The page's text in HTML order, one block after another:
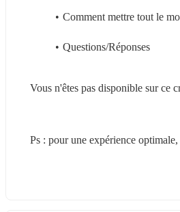
Comment mettre tout le
Questions/Réponses
Vous n'êtes pas disponible sur ce
Ps : pour une expérience